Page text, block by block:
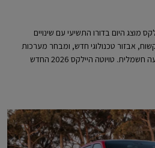
מוצג היום בדורו התשיעי עם שינויים
אבזור טכנולוגי חדש, ומבחר מערכות
הנעה לבחירה לרבות מערכת הנעה חשמלית. טויוטה היילקס 2026 החדש
והבטיחות. הדגם החדש צפוי להגיע לישראל